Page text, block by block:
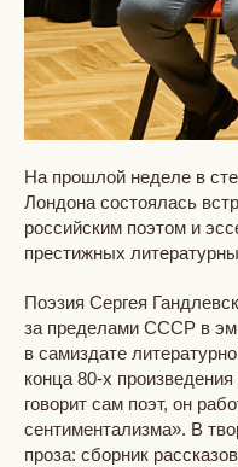
На прошлой неделе в
Лондона состоялась
российским поэтом и
престижных
Поэзия Сергея
за пределами СССР в
в самиздате
конца 80-х
говорит сам поэт, он
сентиментализма». В
проза: сборник